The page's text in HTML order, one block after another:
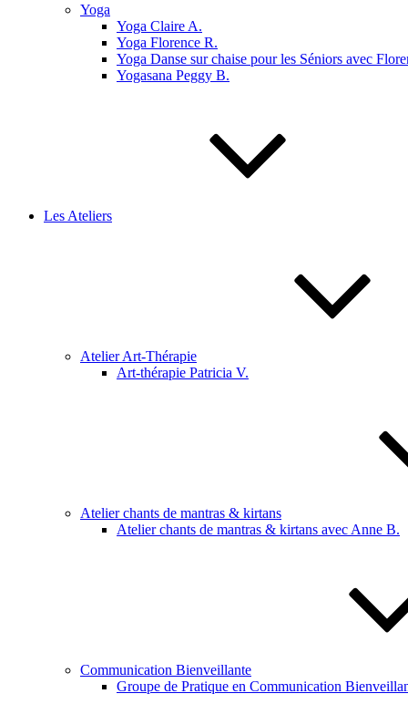
Yoga
Yoga Claire A.
Yoga Florence R.
Yoga Danse sur chaise pour les Séniors avec
Yogasana Peggy B.
Les Ateliers
Atelier Art-Thérapie
Art-thérapie Patricia V.
Atelier chants de mantras & kirtans
Atelier chants de mantras & kirtans avec Anne B.
Communication Bienveillante
Groupe de Pratique en Communication